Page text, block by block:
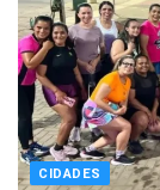
CIDADES